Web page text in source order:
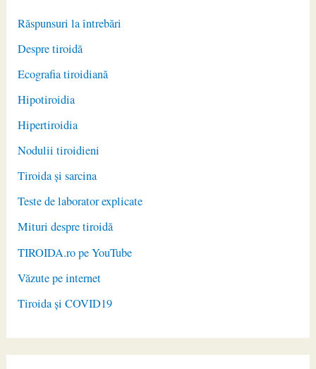
Răspunsuri la întrebări
Despre tiroidă
Ecografia tiroidiană
Hipotiroidia
Hipertiroidia
Nodulii tiroidieni
Tiroida și sarcina
Teste de laborator explicate
Mituri despre tiroidă
TIROIDA.ro pe YouTube
Văzute pe internet
Tiroida și COVID19